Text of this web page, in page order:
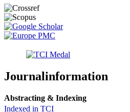
Journalinformation
Abstracting & Indexing
Indexed in TCI